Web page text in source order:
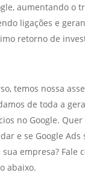
aumentando o
ligações e
retorno de
temos nossa
de toda a
no Google.
e se Google Ads
empresa? Fale
abaixo.